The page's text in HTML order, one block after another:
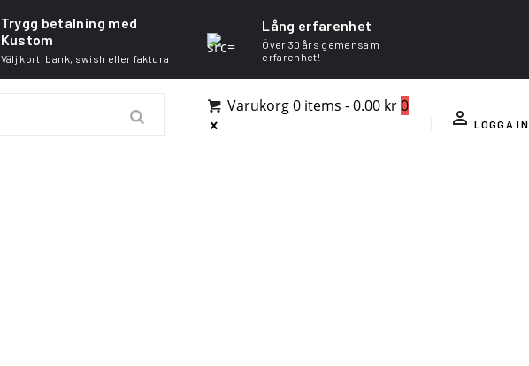
Trygg betalning med
Kustom
Välj kort, bank, swish eller faktura
Lång erfarenhet
Över 30 års gemensam
erfarenhet!
Varukorg0 items -0.00 kr0
LOGGA IN